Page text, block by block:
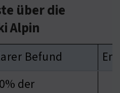
über die
Alpin
Befund
der